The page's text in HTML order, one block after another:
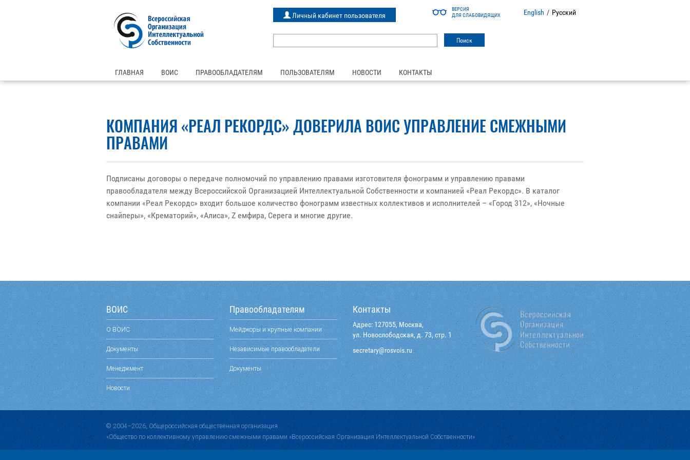
ВЕРСИЯ
ДЛЯ СЛАБОВИДЯЩИХ
English / Русский
Личный кабинет пользователя
ГЛАВНАЯ ВОИС ПРАВООБЛАДАТЕЛЯМ ПОЛЬЗОВАТЕЛЯМ НОВОСТИ КОНТАКТЫ
КОМПАНИЯ «РЕАЛ РЕКОРДС» ДОВЕРИЛА ВОИС УПРАВЛЕНИЕ СМЕЖНЫМИ
ПРАВАМИ
Подписаны договоры о передаче полномочий по управлению правами изготовителя фонограмм и управлению правами
правообладателя между Всероссийской Организацией Интеллектуальной Собственности и компанией «Реал Рекордс». В каталог
компании «Реал Рекордс» входит большое количество фонограмм известных коллективов и исполнителей – «Город 312», «Ночные
снайперы», «Крематорий», «Алиса», Z емфира, Серега и многие другие.
ВОИС
О ВОИС
Документы
Менеджмент
Новости
Правообладателям
Мейджоры и крупные компании
Независимые правообладатели
Документы
Контакты
Адрес: 127055, Москва,
ул. Новослободская, д. 73, стр. 1
ur.siovsor
@yraterces
© 2004–2026, Общероссийская общественная организация
«Общество по коллективному управлению смежными правами «Всероссийская Организация Интеллектуальной Собственности»